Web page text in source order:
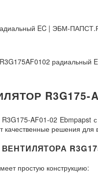
EC | ЭБМ-
радиальный
R3G175-
AF01-02
решения для
простую конструкцию: